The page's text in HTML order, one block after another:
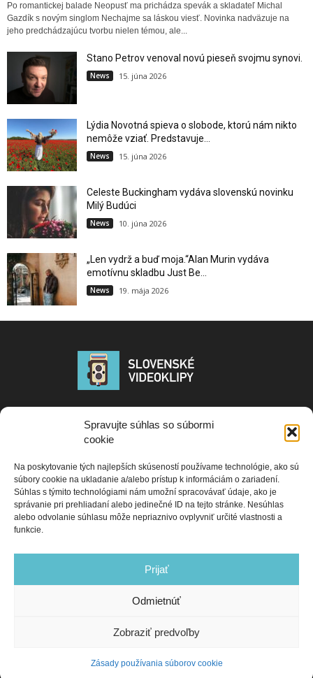
Spravujte súhlas so súbormi
cookie
Na poskytovanie tých najlepších skúseností používame technológie, ako sú
súbory cookie na ukladanie a/alebo prístup k informáciám o zariadení.
Súhlas s týmito technológiami nám umožní spracovávať údaje, ako je
správanie pri prehliadaní alebo jedinečné ID na tejto stránke. Nesúhlas
alebo odvolanie súhlasu môže nepriaznivo ovplyvniť určité vlastnosti a
funkcie.
Prijať
Odmietnúť
Zobraziť predvoľby
Zásady používania súborov cookie
Po romantickej balade Neopusť ma prichádza spevák a skladateľ Michal
Gazdík s novým singlom Nechajme sa láskou viesť. Novinka nadväzuje na
jeho predchádzajúcu tvorbu nielen témou, ale...
Stano Petrov venoval novú pieseň svojmu synovi.
News 15. júna 2026
Lýdia Novotná spieva o slobode, ktorú nám nikto
nemôže vziať. Predstavuje...
News 15. júna 2026
Celeste Buckingham vydáva slovenskú novinku
Milý Budúci
News 10. júna 2026
„Len vydrž a buď moja.“Alan Murin vydáva
emotívnu skladbu Just Be...
News 19. mája 2026
neprechádzajú žiadnou korektúrou ani jazykovou kontrolou a sú
zverejňované vo forme v akej boli dodané promotérom, alebo autorom
Portál slovenskevideoklipy si vyhradzuje právo editovať dodané materiály
resp. ich nezverejniť. Ak máte záujem o spoluprácu s naším portálom,
kontaktujte nás na e-mail adrese:
© Copyright 2025 - https://slovenskevideoklipy.sk